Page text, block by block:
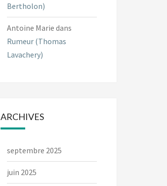
Bertholon)
Antoine Marie dans
Rumeur (Thomas
Lavachery)
ARCHIVES
septembre 2025
juin 2025